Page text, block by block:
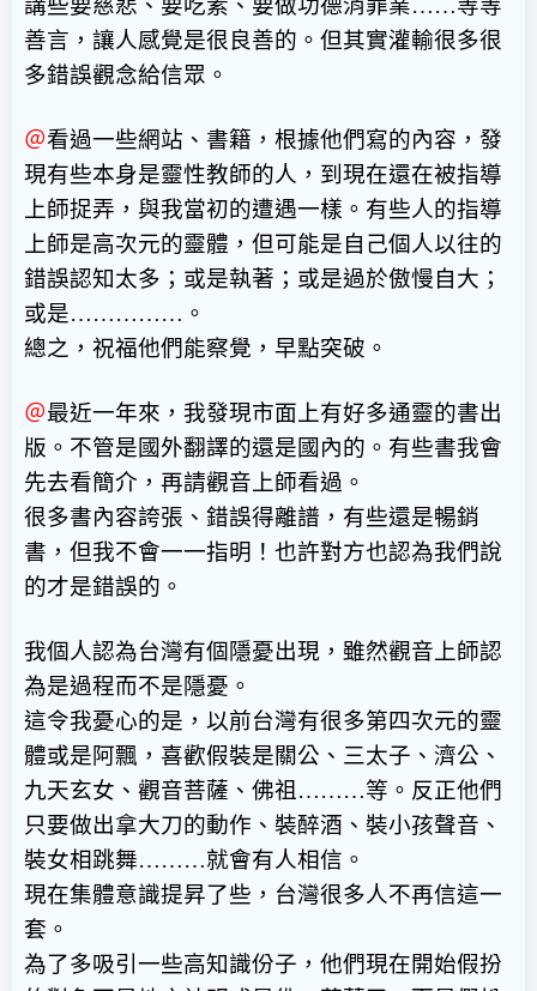
講些要慈悲、要吃素、要做功德消罪業……等等
善言，讓人感覺是很良善的。但其實灌輸很多很
多錯誤觀念給信眾。
＠看過一些網站、書籍，根據他們寫的內容，發
現有些本身是靈性教師的人，到現在還在被指導
上師捉弄，與我當初的遭遇一樣。有些人的指導
上師是高次元的靈體，但可能是自己個人以往的
錯誤認知太多；或是執著；或是過於傲慢自大；
或是…………… 。
總之，祝福他們能察覺，早點突破。
＠最近一年來，我發現市面上有好多通靈的書出
版。不管是國外翻譯的還是國內的。有些書我會
先去看簡介，再請觀音上師看過。
很多書內容誇張、錯誤得離譜，有些還是暢銷
書，但我不會一一指明！也許對方也認為我們說
的才是錯誤的。
我個人認為台灣有個隱憂出現，雖然觀音上師認
為是過程而不是隱憂。
這令我憂心的是，以前台灣有很多第四次元的靈
體或是阿飄，喜歡假裝是關公、三太子、濟公、
九天玄女、觀音菩薩、佛祖 ………等。反正他們
只要做出拿大刀的動作、裝醉酒、裝小孩聲音、
裝女相跳舞………就會有人相信。
現在集體意識提昇了些，台灣很多人不再信這一
套。
為了多吸引一些高知識份子，他們現在開始假扮